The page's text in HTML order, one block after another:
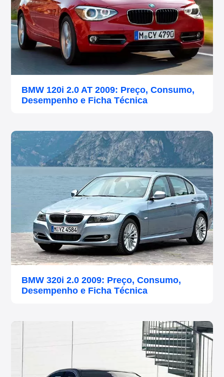
BMW 120i 2.0 AT 2009: Preço, Consumo,
Desempenho e Ficha Técnica
BMW 320i 2.0 2009: Preço, Consumo,
Desempenho e Ficha Técnica